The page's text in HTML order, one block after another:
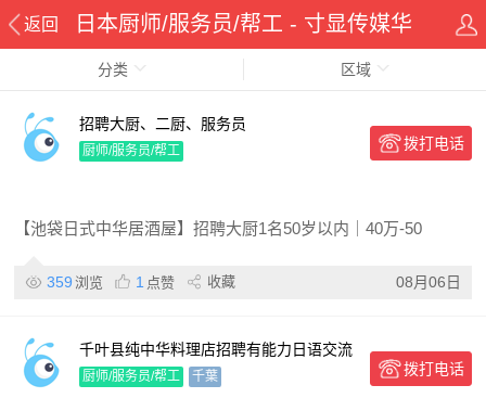
返回 日本厨师/服务员/帮工 - 寸显传媒华
分类 区域
招聘大厨、二厨、服务员
厨师/服务员/帮工 拨打电话
【池袋日式中华居酒屋】招聘大厨1名50岁以内｜40万‑50
359 浏览 1 点赞 收藏 08月06日
千叶县纯中华料理店招聘有能力日语交流
无障碍的店长一名.包吃住.给落.工资高给
厨师/服务员/帮工 千葉 拨打电话